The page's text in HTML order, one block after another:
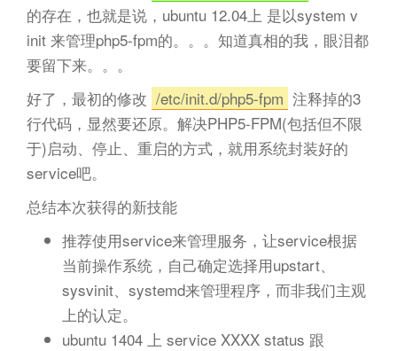
的存在，也就是说，ubuntu 12.04上 是以system v
init 来管理php5-fpm的。。。知道真相的我，眼泪都
要留下来。。。
好了，最初的修改 /etc/init.d/php5-fpm 注释掉的3
行代码，显然要还原。解决PHP5-FPM(包括但不限
于)启动、停止、重启的方式，就用系统封装好的
service吧。
总结本次获得的新技能
推荐使用service来管理服务，让service根据
当前操作系统，自己确定选择用upstart、
sysvinit、systemd来管理程序，而非我们主观
上的认定。
ubuntu 1404 上 service XXXX status 跟